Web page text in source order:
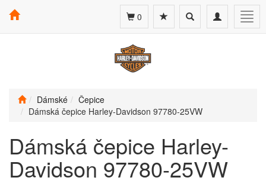
Toggle
navigation
Toggle
search
0
Dámské
Čepice
Dámská čepice Harley-Davidson 97780-25VW
Dámská čepice Harley-
Davidson 97780-25VW